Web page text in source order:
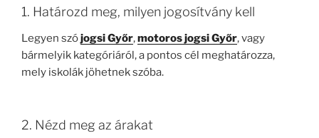
1. Határozd meg, milyen jogosítvány kell
Legyen szójogsi Győr,motoros jogsi Győr, vagy
bármelyik kategóriáról, a pontos cél meghatározza,
mely iskolák jöhetnek szóba.
2. Nézd meg az árakat